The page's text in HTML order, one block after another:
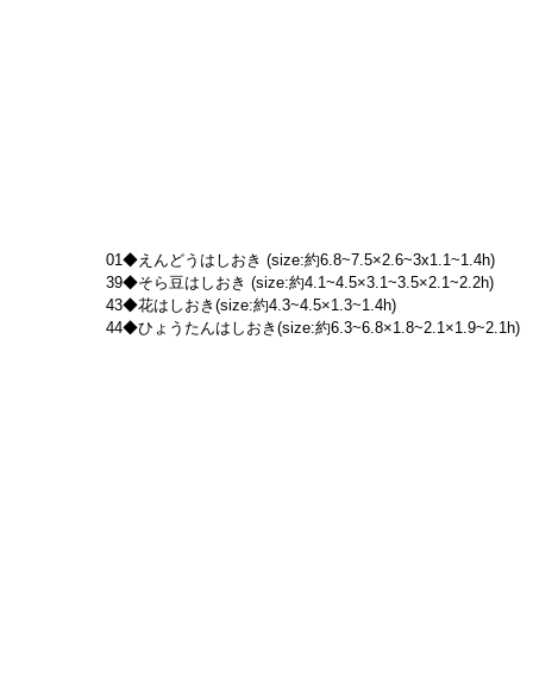
01◆えんどうはしおき (size:約6.8~7.5×2.6~3x1.1~1.4h)
39◆そら豆はしおき (size:約4.1~4.5×3.1~3.5×2.1~2.2h)
43◆花はしおき(size:約4.3~4.5×1.3~1.4h)
44◆ひょうたんはしおき(size:約6.3~6.8×1.8~2.1×1.9~2.1h)